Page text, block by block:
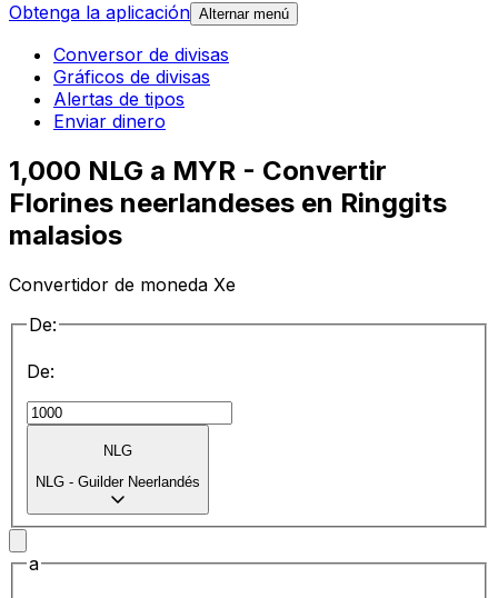
Obtenga la aplicación Alternar menú
Conversor de divisas
Gráficos de divisas
Alertas de tipos
Enviar dinero
1,000 NLG a MYR - Convertir
Florines neerlandeses en Ringgits
malasios
Convertidor de moneda Xe
De:
De:
NLG
NLG - Guilder Neerlandés
a